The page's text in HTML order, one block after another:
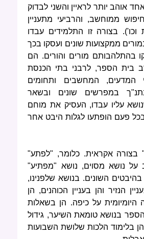
אוהב יותר לראיין והשני לבדוק
ממוחשב, והרביעי מתעניין
וכו'). בצורה זו התלמידים עבדו
ממקצועות שונים ועסקו בכך
בהתלהבותם מורים והורים. הם
בית הספר, לרבני בתי הכנסת
המדעים, המחשבים ותחומים
במפרשים שונים ובשאר
עליו עבדו, העסיק את מוחם
פעם הופתעו לגלות היבט אחר
בצורה אקראית. כלומר, "לפתע"
נושא מסוים, נושא "מפתיע"
בהיבטים השונים. בנושא שלפנינו,
הנזיר והן בעניין הכוהנים, הן
היומיומית על כיפה. הן בשאלות
בנושא טומאת השיער, גידול
בלימוד הלכות שלושת השבועות